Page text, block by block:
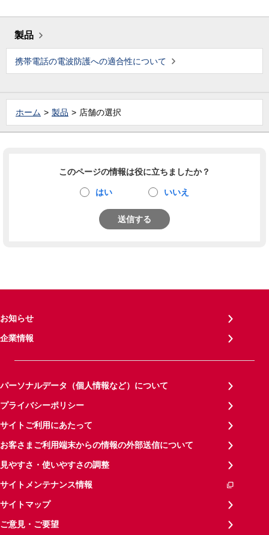
製品
携帯電話の電波防護への適合性について
ホーム 製品 店舗の選択
このページの情報は役に立ちましたか？
はい いいえ
送信する
お知らせ
企業情報
パーソナルデータ（個人情報など）について
プライバシーポリシー
サイトご利用にあたって
お客さまご利用端末からの情報の外部送信について
見やすさ・使いやすさの調整
サイトメンテナンス情報
サイトマップ
ご意見・ご要望